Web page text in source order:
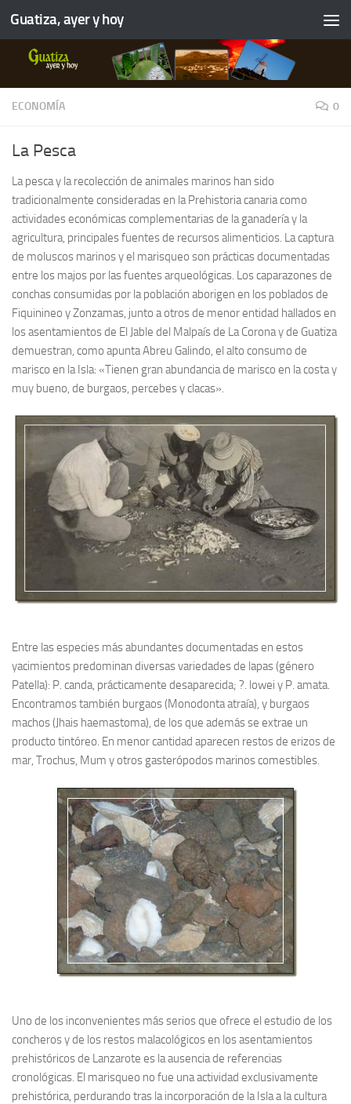
Guatiza, ayer y hoy
ECONOMÍA 0
La Pesca
La pesca y la recolección de animales marinos han sido
tradicionalmente consideradas en la Prehistoria canaria como
actividades económicas complementarias de la ganadería y la
agricultura, principales fuentes de recursos alimenticios. La captura
de moluscos marinos y el marisqueo son prácticas documentadas
entre los majos por las fuentes arqueológicas. Los caparazones de
conchas consumidas por la población aborigen en los poblados de
Fiquinineo y Zonzamas, junto a otros de menor entidad hallados en
los asentamientos de El Jable del Malpaís de La Corona y de Guatiza
demuestran, como apunta Abreu Galindo, el alto consumo de
marisco en la Isla: «Tienen gran abundancia de marisco en la costa y
muy bueno, de burgaos, percebes y clacas».
Entre las especies más abundantes documentadas en estos
yacimientos predominan diversas variedades de lapas (género
Patella): P. canda, prácticamente desaparecida; ?. lowei y P. amata.
Encontramos también burgaos (Monodonta atraía), y burgaos
machos (Jhais haemastoma), de los que además se extrae un
producto tintóreo. En menor cantidad aparecen restos de erizos de
mar, Trochus, Mum y otros gasterópodos marinos comestibles.
Uno de los inconvenientes más serios que ofrece el estudio de los
concheros y de los restos malacológicos en los asentamientos
prehistóricos de Lanzarote es la ausencia de referencias
cronológicas. El marisqueo no fue una actividad exclusivamente
prehistórica, perdurando tras la incorporación de la Isla a la cultura